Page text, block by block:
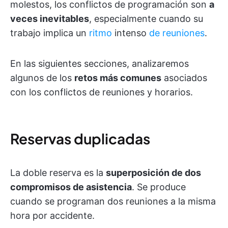
molestos, los conflictos de programación son a
veces inevitables, especialmente cuando su
trabajo implica un ritmo intenso de reuniones.
En las siguientes secciones, analizaremos
algunos de los retos más comunes asociados
con los conflictos de reuniones y horarios.
Reservas duplicadas
La doble reserva es la superposición de dos
compromisos de asistencia. Se produce
cuando se programan dos reuniones a la misma
hora por accidente.